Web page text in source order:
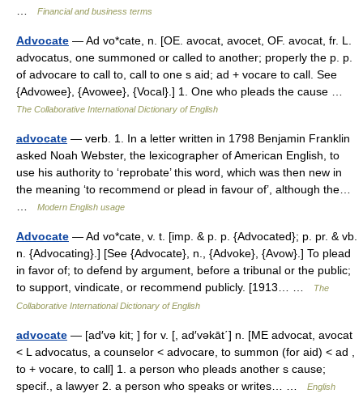
Financial and business terms
Advocate — Ad vo*cate, n. [OE. avocat, avocet, OF. avocat, fr. L.
advocatus, one summoned or called to another; properly the p. p.
of advocare to call to, call to one s aid; ad + vocare to call. See
{Advowee}, {Avowee}, {Vocal}.] 1. One who pleads the cause …
The Collaborative International Dictionary of English
advocate — verb. 1. In a letter written in 1798 Benjamin Franklin
asked Noah Webster, the lexicographer of American English, to
use his authority to ‘reprobate’ this word, which was then new in
the meaning ‘to recommend or plead in favour of’, although the…
Modern English usage
Advocate — Ad vo*cate, v. t. [imp. & p. p. {Advocated}; p. pr. & vb.
n. {Advocating}.] [See {Advocate}, n., {Advoke}, {Avow}.] To plead
in favor of; to defend by argument, before a tribunal or the public;
to support, vindicate, or recommend publicly. [1913… …
The
Collaborative International Dictionary of English
advocate — [ad′və kit; ] for v. [, ad′vəkāt΄] n. [ME advocat, avocat
< L advocatus, a counselor < advocare, to summon (for aid) < ad ,
to + vocare, to call] 1. a person who pleads another s cause;
specif., a lawyer 2. a person who speaks or writes… …
English